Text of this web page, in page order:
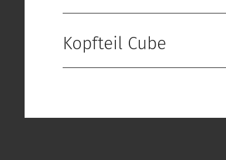
Kopfteil Cube